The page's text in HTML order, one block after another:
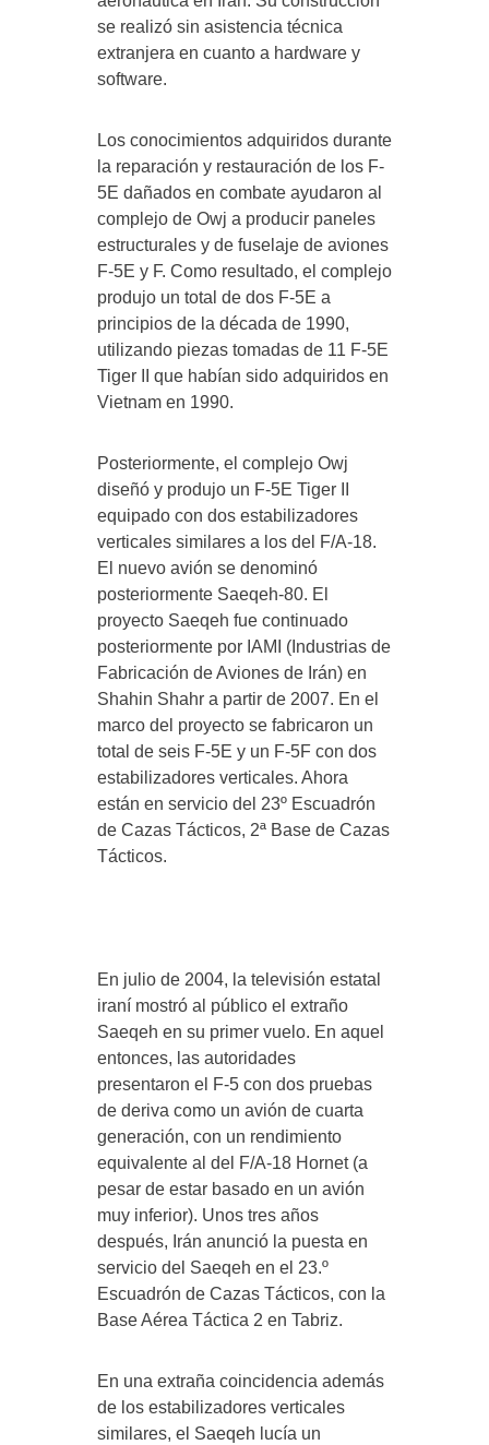
se realizó sin asistencia técnica
extranjera en cuanto a hardware y
software.
Los conocimientos adquiridos durante
la reparación y restauración de los F-
5E dañados en combate ayudaron al
complejo de Owj a producir paneles
estructurales y de fuselaje de aviones
F-5E y F. Como resultado, el complejo
produjo un total de dos F-5E a
principios de la década de 1990,
utilizando piezas tomadas de 11 F-5E
Tiger II que habían sido adquiridos en
Vietnam en 1990.
Posteriormente, el complejo Owj
diseñó y produjo un F-5E Tiger II
equipado con dos estabilizadores
verticales similares a los del F/A-18.
El nuevo avión se denominó
posteriormente Saeqeh-80. El
proyecto Saeqeh fue continuado
posteriormente por IAMI (Industrias de
Fabricación de Aviones de Irán) en
Shahin Shahr a partir de 2007. En el
marco del proyecto se fabricaron un
total de seis F-5E y un F-5F con dos
estabilizadores verticales. Ahora
están en servicio del 23º Escuadrón
de Cazas Tácticos, 2ª Base de Cazas
Tácticos.
En julio de 2004, la televisión estatal
iraní mostró al público el extraño
Saeqeh en su primer vuelo. En aquel
entonces, las autoridades
presentaron el F-5 con dos pruebas
de deriva como un avión de cuarta
generación, con un rendimiento
equivalente al del F/A-18 Hornet (a
pesar de estar basado en un avión
muy inferior). Unos tres años
después, Irán anunció la puesta en
servicio del Saeqeh en el 23.º
Escuadrón de Cazas Tácticos, con la
Base Aérea Táctica 2 en Tabriz.
En una extraña coincidencia además
de los estabilizadores verticales
similares, el Saeqeh lucía un